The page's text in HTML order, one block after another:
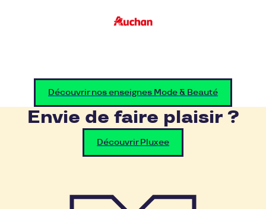
Découvrir nos enseignes Mode & Beauté
Envie de faire plaisir ?
Découvrir Pluxee